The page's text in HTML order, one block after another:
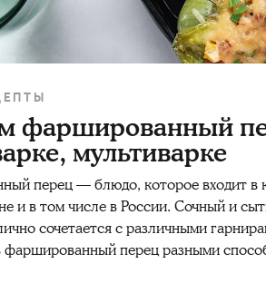
фаршированный
мультиварке
перец — блюдо, которое входит в
и в том числе в России. Сочный и
сочетается с различными
фаршированный перец разными